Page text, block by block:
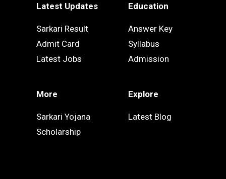
Latest Updates
Sarkari Result
Admit Card
Latest Jobs
Education
Answer Key
Syllabus
Admission
More
Sarkari Yojana
Scholarship
Explore
Latest Blog